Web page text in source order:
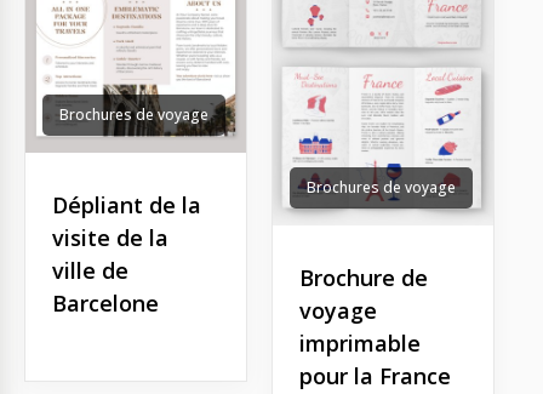
Brochures de voyage
Dépliant de la
visite de la
ville de
Barcelone
Brochures de voyage
Brochure de
voyage
imprimable
pour la France